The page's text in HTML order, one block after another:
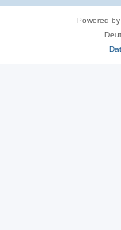
Powered by